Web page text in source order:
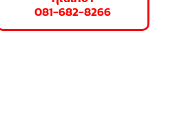
081-682-8266